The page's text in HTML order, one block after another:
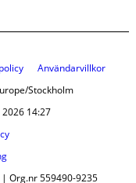
Användarvillkor
Stockholm
14:27
Org.nr 559490-9235